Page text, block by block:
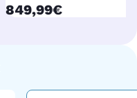
currentPrice
849,99€